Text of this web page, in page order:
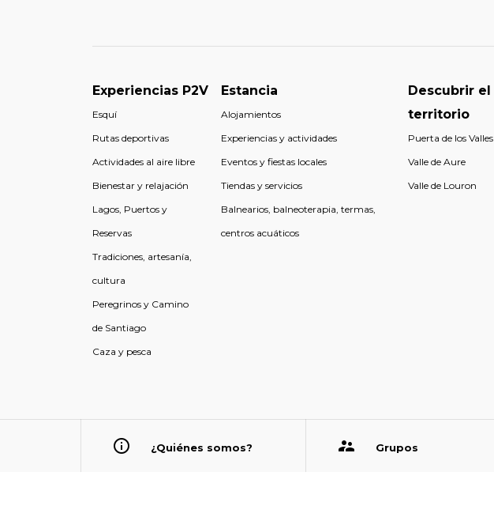
Experiencias P2V
Esquí
Rutas deportivas
Actividades al aire libre
Bienestar y relajación
Lagos, Puertos y
Reservas
Tradiciones, artesanía,
cultura
Peregrinos y Camino
de Santiago
Caza y pesca
Estancia
Alojamientos
Experiencias y actividades
Eventos y fiestas locales
Tiendas y servicios
Balnearios, balneoterapia, termas,
centros acuáticos
Descubrir el
territorio
Puerta de los Valles
Valle de Aure
Valle de Louron
¿Quiénes somos? Grupos